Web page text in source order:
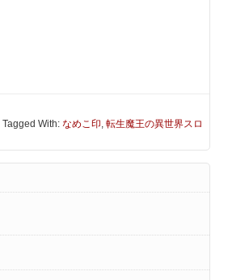
Tagged With:なめこ印,転生魔王の異世界スロ